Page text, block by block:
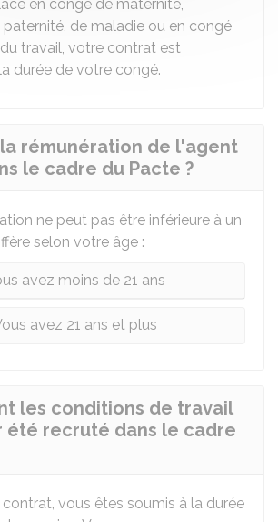
en congé de maternité,
de maladie ou en congé
travail, votre contrat est
durée de votre congé.
rémunération de l'agent
le cadre du Pacte ?
ne peut pas être inférieure à un
selon votre âge :
avez moins de 21 ans
avez 21 ans et plus
les conditions de travail
été recruté dans le cadre
vous êtes soumis à la durée